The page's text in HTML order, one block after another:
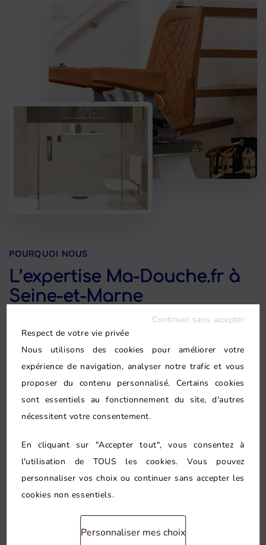
POURQUOI NOUS
L’expertise Ma-Douche.fr à
Seine-et-Marne
Ma-Douche.fr se distingue par son approche
globale de la rénovation de salle de bain. Un
seul interlocuteur coordonne l'ensemble des
corps de métier — plombier, électricien,
carreleur, menuisier — pour un chantier fluide
À Seine-et-Marne, nous intervenons
régulièrement dans les logements typiques du
secteur : maisons de ville, pavillons et
longères restaurées. Cette habitude du terrain
est un gage d'efficacité et de réactivité face
Continuer sans accepter
Respect de votre vie privée
Nous utilisons des cookies pour améliorer votre
expérience de navigation, analyser notre trafic et vous
proposer du contenu personnalisé. Certains cookies
sont essentiels au fonctionnement du site, d'autres
nécessitent votre consentement.
En cliquant sur "Accepter tout", vous consentez à
l'utilisation de TOUS les cookies. Vous pouvez
personnaliser vos choix ou continuer sans accepter les
cookies non essentiels.
Personnaliser mes choix